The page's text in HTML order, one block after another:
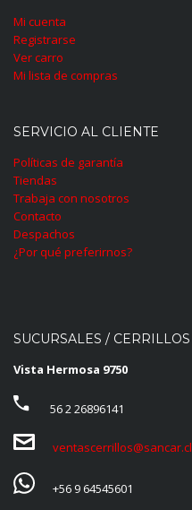
Mi cuenta
Registrarse
Ver carro
Mi lista de compras
SERVICIO AL CLIENTE
Políticas de garantía
Tiendas
Trabaja con nosotros
Contacto
Despachos
¿Por qué preferirnos?
SUCURSALES / CERRILLOS
Vista Hermosa 9750
56 2 26896141
ventascerrillos@sancar.cl
+56 9 64545601